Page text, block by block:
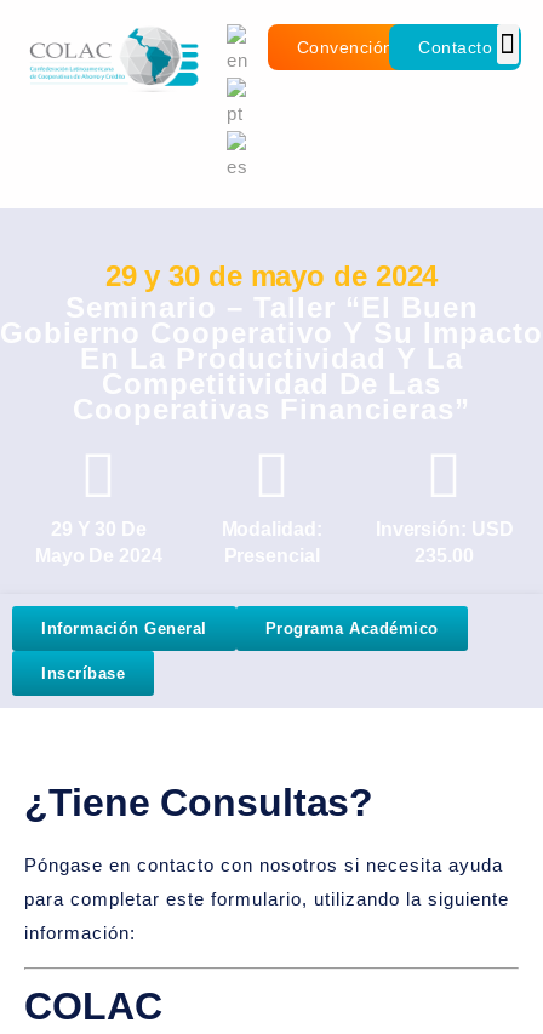
Convención Contacto
29 y 30 de mayo de 2024
Seminario – Taller “El Buen
Gobierno Cooperativo Y Su Impacto
En La Productividad Y La
Competitividad De Las
Cooperativas Financieras”
29 Y 30 De
Mayo De 2024
Modalidad:
Presencial
Inversión: USD
235.00
Información General Programa Académico
Inscríbase
¿Tiene Consultas?
Póngase en contacto con nosotros si necesita ayuda
para completar este formulario, utilizando la siguiente
información:
COLAC